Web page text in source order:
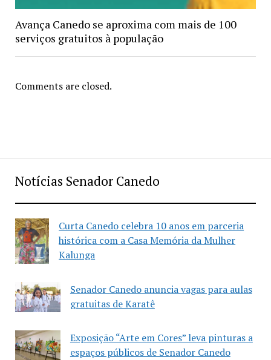
Notícias Senador Canedo
Curta Canedo celebra 10 anos em parceria
histórica com a Casa Memória da Mulher
Kalunga
Senador Canedo anuncia vagas para aulas
gratuitas de Karatê
Exposição “Arte em Cores” leva pinturas a
espaços públicos de Senador Canedo
Avança Canedo se aproxima com mais de 100
serviços gratuitos à população
Comments are closed.